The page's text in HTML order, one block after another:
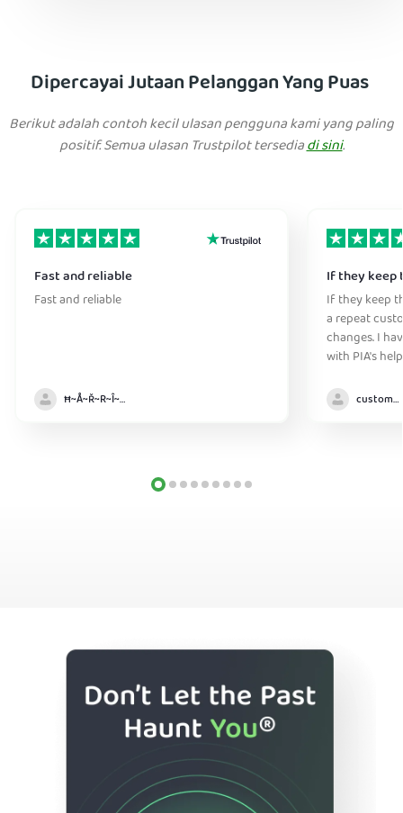
Dipercayai Jutaan Pelanggan Yang Puas
Berikut adalah contoh kecil ulasan pengguna kami yang paling
positif. Semua ulasan Trustpilot tersediadi sini.
Fast and reliable
Fast and reliable
Ħ~Å~Ř~R~Î~ẞ👻
If they keep
If they keep
a repeat
changes. I
with PIA's
customer